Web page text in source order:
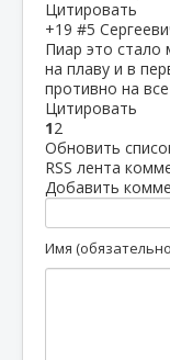
Цитировать
+19 #5
Пиар это стало
на плаву и в
противно на
Цитировать
12
Обновить
RSS лента
Добавить
Имя